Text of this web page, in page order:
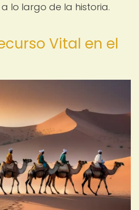
lo largo de la historia.
Vital en el